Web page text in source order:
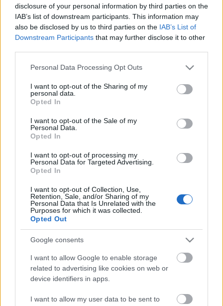
disclosure of your personal information by third parties on the
IAB’s list of downstream participants. This information may
also be disclosed by us to third parties on the IAB’s List of
Downstream Participants that may further disclose it to other
Please note that this website/app uses one or more Google
not limited to your visit or usage behaviour. You may click to
grant or deny consent to Google and its third-party tags to
use your data for below specified purposes in below Google
consent section.
Personal Data Processing Opt Outs
I want to opt-out of the Sharing of my
personal data.
Opted In
I want to opt-out of the Sale of my
Personal Data.
Opted In
I want to opt-out of processing my
Personal Data for Targeted Advertising.
Opted In
I want to opt-out of Collection, Use,
Retention, Sale, and/or Sharing of my
Personal Data that Is Unrelated with the
Purposes for which it was collected.
Opted Out
Google consents
I want to allow Google to enable storage
related to advertising like cookies on web or
device identifiers in apps.
I want to allow my user data to be sent to
Címkék:Kelemen Krisztián ónkormányzati Képviselő Joskar-
Ajánlott bejegyzések: